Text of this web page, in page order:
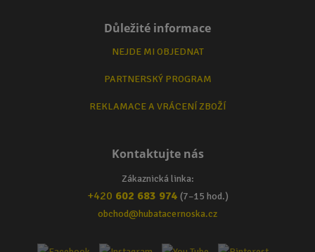
Důležité informace
NEJDE MI OBJEDNAT
PARTNERSKÝ PROGRAM
REKLAMACE A VRÁCENÍ ZBOŽÍ
Kontaktujte nás
Zákaznická linka:
+420 602 683 974 (7–15 hod.)
obchod@hubatacernoska.cz